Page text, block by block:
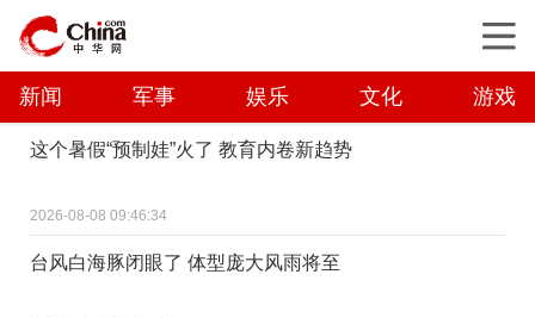
新闻 军事 娱乐 文化 游戏
这个暑假“预制娃”火了 教育内卷新趋势
2026-08-08 09:46:34
台风白海豚闭眼了 体型庞大风雨将至